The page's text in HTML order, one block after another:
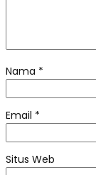
Nama *
Email *
Situs Web